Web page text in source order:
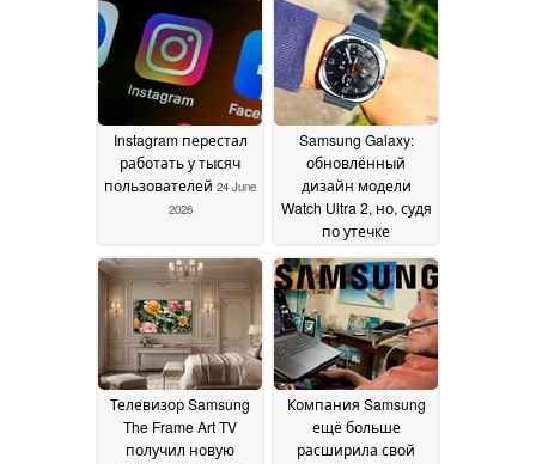
тарифного плана
Disney+11 July 2026
фоне
стремительного
роста цен на DDR528
June 2026
Instagram перестал
работать у тысяч
пользователей 24 June
2026
Samsung Galaxy:
обновлённый
дизайн модели
Watch Ultra 2, но, судя
по утечке
будет модели Watch
9 Classic с функцией
« Galaxy »21 June 2026
Телевизор Samsung
The Frame Art TV
получил новую
Компания Samsung
ещё больше
расширила свой